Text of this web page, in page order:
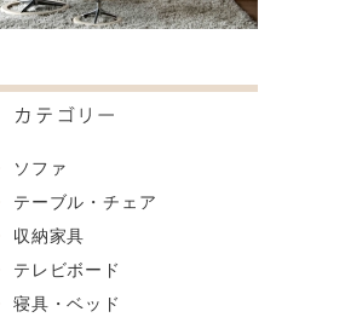
ソファ
テーブル・チェア
収納家具
テレビボード
寝具・ベッド